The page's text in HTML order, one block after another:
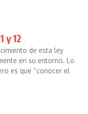
y 12
de esta ley
en su entorno. Lo
es que “conocer el